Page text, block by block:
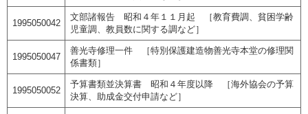
1995050042
文部諸報告 昭和４年１１月起 ［教育費調、貧困学齢
児童調、教員数に関する調など］
1995050047
善光寺修理一件 ［特別保護建造物善光寺本堂の修理関
係書類］
1995050052
予算書類並決算書 昭和４年度以降 ［海外協会の予算
決算、助成金交付申請など］